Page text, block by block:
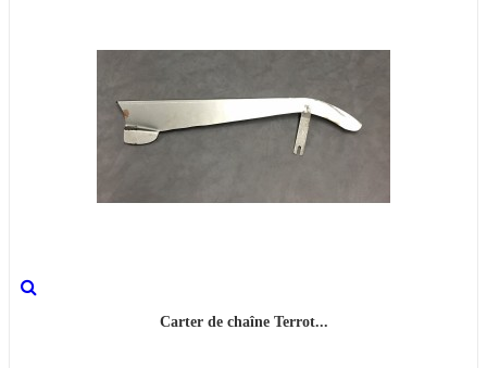
Carter de chaîne Terrot...